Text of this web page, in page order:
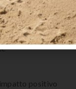
positivo